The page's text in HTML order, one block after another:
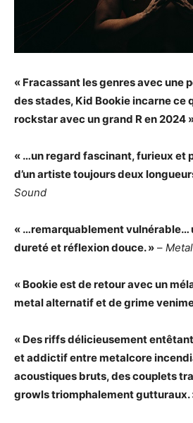
« Fracassant les genres avec une
des stades, Kid Bookie incarne ce
rockstar avec un grand R en 2024
« …un regard fascinant, furieux et
d’un artiste toujours deux
Sound
« …remarquablement vulnérable…
dureté et réflexion douce. » –
« Bookie est de retour avec un
metal alternatif et de grime
« Des riffs délicieusement
et addictif entre metalcore
acoustiques bruts, des couplets
growls triomphalement gutturaux.